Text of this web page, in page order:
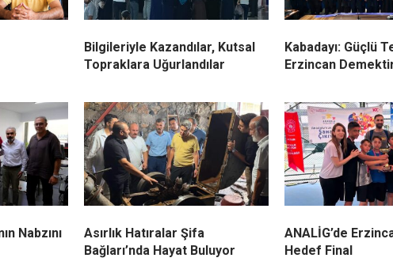
Bilgileriyle Kazandılar, Kutsal
Topraklara Uğurlandılar
Kabadayı: Güçlü
Erzincan
Nabzını
Asırlık Hatıralar Şifa
Bağları’nda Hayat Buluyor
ANALİG’de
Hedef Final